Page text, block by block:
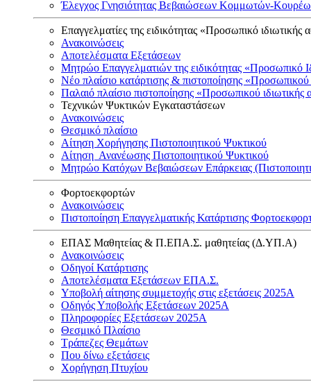
Έλεγχος Γνησιότητας Βεβαιώσεων Κομμωτών-
Επαγγελματίες της ειδικότητας «Προσωπικό ιδιωτικής
Ανακοινώσεις
Αποτελέσματα Εξετάσεων
Μητρώο Επαγγελματιών της ειδικότητας «Προσωπικό
Νέο πλαίσιο κατάρτισης & πιστοποίησης «Προσωπικού
Παλαιό πλαίσιο πιστοποίησης «Προσωπικού
Τεχνικών Ψυκτικών Εγκαταστάσεων
Ανακοινώσεις
Θεσμικό πλαίσιο
Αίτηση Χορήγησης Πιστοποιητικού Ψυκτικού
Αίτηση Ανανέωσης Πιστοποιητικού Ψυκτικού
Μητρώο Κατόχων Βεβαιώσεων Επάρκειας
Φορτοεκφορτών
Ανακοινώσεις
Πιστοποίηση Επαγγελματικής Κατάρτισης
ΕΠΑΣ Μαθητείας & Π.ΕΠΑ.Σ. μαθητείας (Δ.ΥΠ.Α)
Ανακοινώσεις
Oδηγοί Κατάρτισης
Αποτελέσματα Εξετάσεων ΕΠΑ.Σ.
Υποβολή αίτησης συμμετοχής στις εξετάσεις 2025Α
Οδηγός Υποβολής Εξετάσεων 2025A
Πληροφορίες Εξετάσεων 2025Α
Θεσμικό Πλαίσιο
Τράπεζες Θεμάτων
Που δίνω εξετάσεις
Χορήγηση Πτυχίου